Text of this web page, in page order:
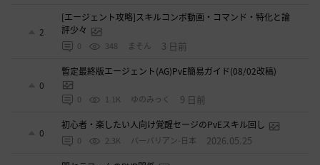
2
[エージェント攻略]スキルコンボ動画・コマンド・特化と論
評少々
0 348 まそん 3 日前
0
暫定最終版エージェント(AG)PvE簡易ガイド(08/02改稿)
0 1.1K ゆのみっく 9 日前
0
初心者・楽したい人向け覚醒セージのPvEスキル回し
0 2.3K バ一バリアン-日本 2026.05.25